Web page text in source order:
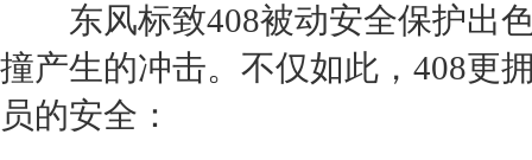
东风标致408被动安全保护出色
撞产生的冲击。不仅如此，408更
员的安全：